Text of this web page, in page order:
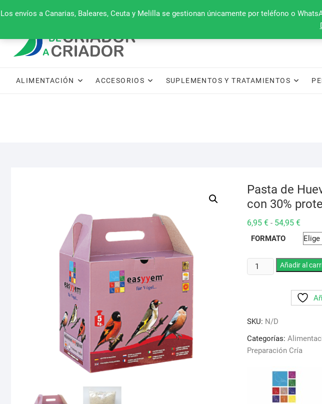
Los envíos a Canarias, Baleares, Ceuta y Melilla se gestionan únicamente por teléfono o
al
660 079 911
ALIMENTACIÓN ACCESORIOS SUPLEMENTOS Y TRATAMIENTOS
Pasta de
con 30%
6,95 € - 54,95 €Rango
desde
hasta
54,95
FORMATO
Pasta
de
Europea
con
30%
Easyyem
cantidad
Añadir al
SKU: N/D
Categorías:
Preparación Cría